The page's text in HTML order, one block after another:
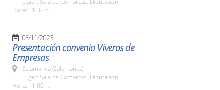
Lugar: Sala de Comarcas. Diputación
Hora: 11:30 h.
03/11/2023
Presentación convenio Viveros de
Empresas
Salamanca (Salamanca)
Lugar: Sala de Comarcas. Diputación
Hora: 11:00 h.